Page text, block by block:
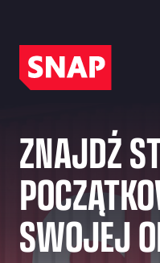
ZNAJDŹ
SWOJEJ